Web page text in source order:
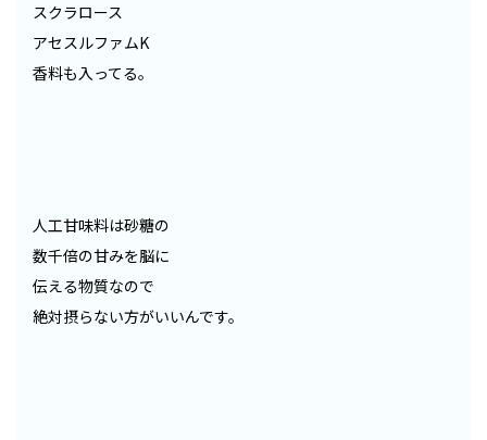
スクラロース
アセスルファムK
香料も入ってる。
人工甘味料は砂糖の
数千倍の甘みを脳に
伝える物質なので
絶対摂らない方がいいんです。